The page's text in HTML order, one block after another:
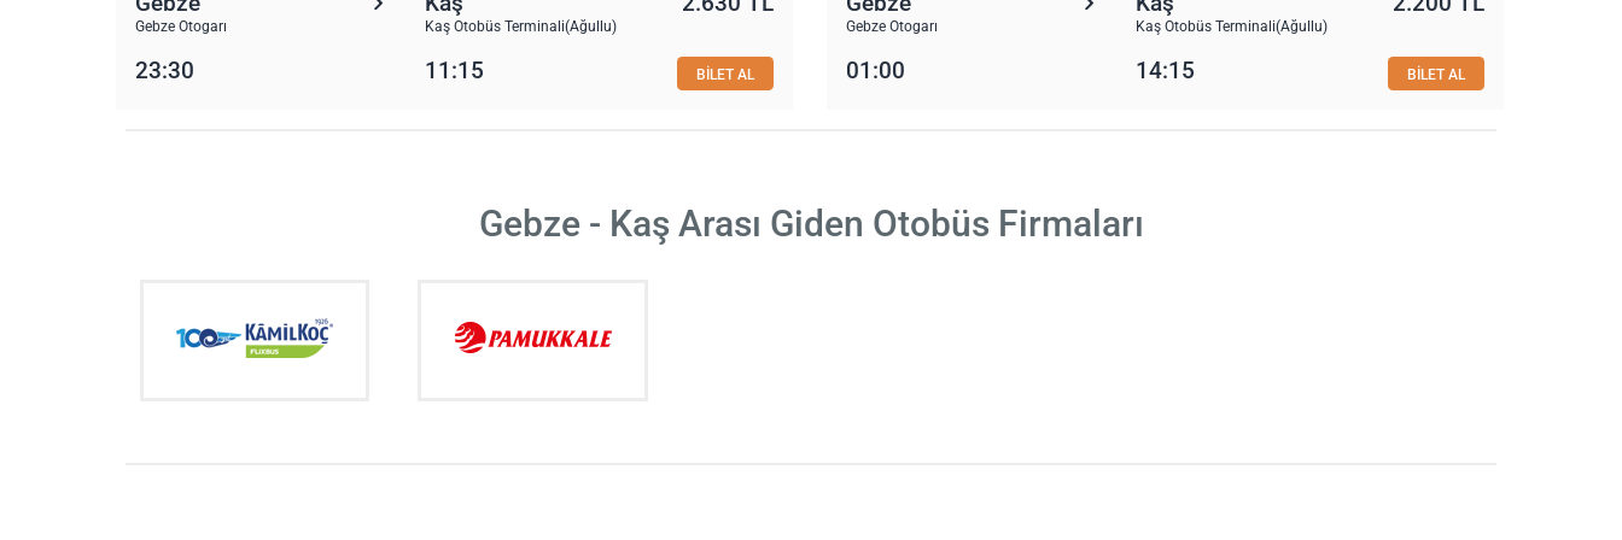
Gebze Otogarı Kaş Otobüs Terminali(Ağullu)
23:30 11:15 BİLET AL
Gebze Otogarı Kaş Otobüs Terminali(Ağullu)
01:00 14:15 BİLET AL
Gebze - Kaş Arası Giden Otobüs Firmaları